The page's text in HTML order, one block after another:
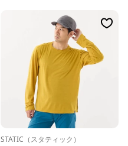
STATIC（スタティック）